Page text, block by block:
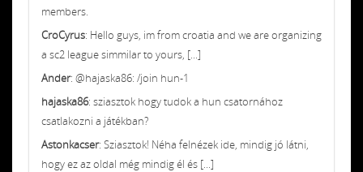
members.
CroCyrus: Hello guys, im from croatia and we are organizing
a sc2 league simmilar to yours, [...]
Ander: @hajaska86: /join hun-1
hajaska86: sziasztok hogy tudok a hun csatornához
csatlakozni a játékban?
Astonkacser: Sziasztok! Néha felnézek ide, mindig jó látni,
hogy ez az oldal még mindig él és [...]